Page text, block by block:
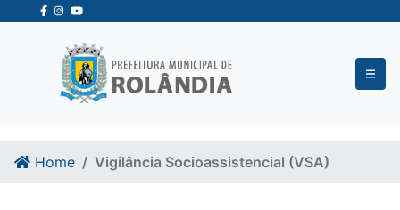
Ir para o conteudo
Ir para o fim do conteudo
Home Vigilância Socioassistencial (VSA)